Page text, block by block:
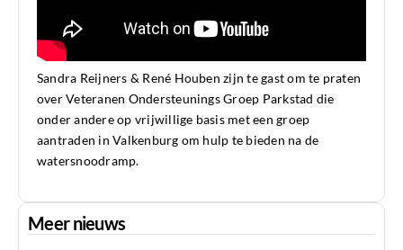
Sandra Reijners & René Houben zijn te gast om te praten
over Veteranen Ondersteunings Groep Parkstad die
onder andere op vrijwillige basis met een groep
aantraden in Valkenburg om hulp te bieden na de
watersnoodramp.
Meer nieuws